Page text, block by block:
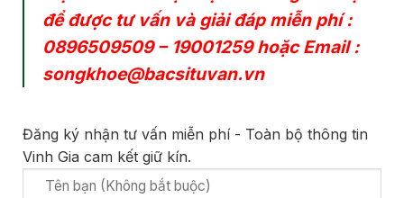
để được tư vấn và giải đáp miễn phí :
0896509509– 19001259hoặc Email :
songkhoe@bacsituvan.vn
Đăng ký nhận tư vấn miễn phí - Toàn bộ thông tin
Vinh Gia cam kết giữ kín.